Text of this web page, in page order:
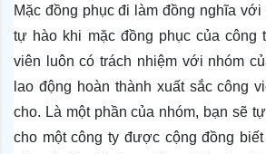
Mặc đồng phục đi làm đồng nghĩa
tự hào khi mặc đồng phục của công
viên luôn có trách nhiệm với nhóm
lao động hoàn thành xuất sắc công
cho. Là một phần của nhóm, bạn sẽ
cho một công ty được cộng đồng